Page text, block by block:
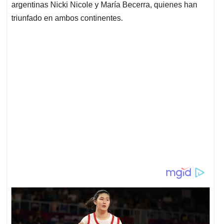
argentinas Nicki Nicole y María Becerra, quienes han
triunfado en ambos continentes.